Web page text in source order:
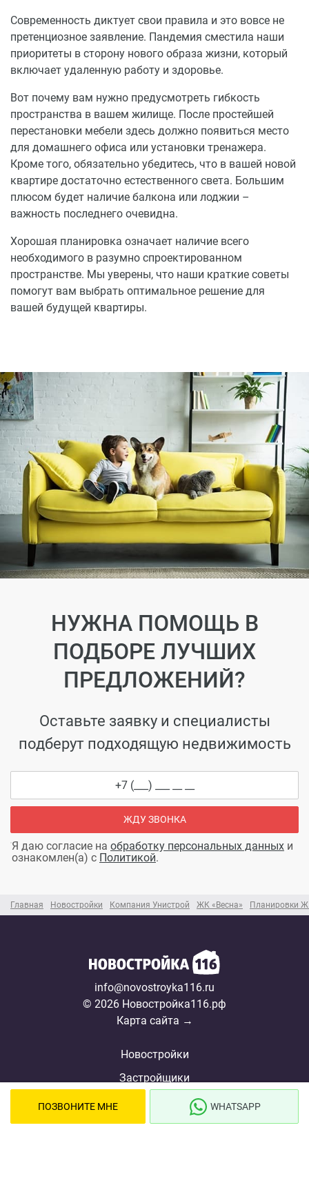
Главная Новостройки Компания Унистрой ЖК «Весна» Планировки
Современность диктует свои правила и это вовсе не
претенциозное заявление. Пандемия сместила наши
приоритеты в сторону нового образа жизни, который
включает удаленную работу и здоровье.
Вот почему вам нужно предусмотреть гибкость
пространства в вашем жилище. После простейшей
перестановки мебели здесь должно появиться место
для домашнего офиса или установки тренажера.
Кроме того, обязательно убедитесь, что в вашей новой
квартире достаточно естественного света. Большим
плюсом будет наличие балкона или лоджии –
важность последнего очевидна.
Хорошая планировка означает наличие всего
необходимого в разумно спроектированном
пространстве. Мы уверены, что наши краткие советы
помогут вам выбрать оптимальное решение для
вашей будущей квартиры.
НУЖНА ПОМОЩЬ В
ПОДБОРЕ ЛУЧШИХ
ПРЕДЛОЖЕНИЙ?
Оставьте заявку и специалисты
подберут подходящую недвижимость
ЖДУ ЗВОНКА
Я даю согласие на обработку персональных данных и
ознакомлен(а) с Политикой.
info@novostroyka116.ru
© 2026 Новостройка116.рф
Карта сайта →
Новостройки
Застройщики
Ипотечный калькулятор
ПОЗВОНИТЕ МНЕ WHATSAPP